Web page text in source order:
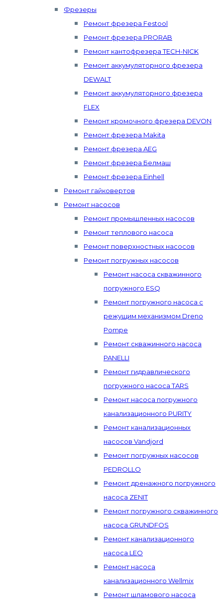
Фрезеры
Ремонт фрезера Festool
Ремонт фрезера PRORAB
Ремонт кантофрезера TECH-NICK
Ремонт аккумуляторного фрезера
DEWALT
Ремонт аккумуляторного фрезера
FLEX
Ремонт кромочного фрезера DEVON
Ремонт фрезера Makita
Ремонт фрезера AEG
Ремонт фрезера Белмаш
Ремонт фрезера Einhell
Ремонт гайковертов
Ремонт насосов
Ремонт промышленных насосов
Ремонт теплового насоса
Ремонт поверхностных насосов
Ремонт погружных насосов
Ремонт насоса скважинного
погружного ESQ
Ремонт погружного насоса с
режущим механизмом Dreno
Pompe
Ремонт скважинного насоса
PANELLI
Ремонт гидравлического
погружного насоса TARS
Ремонт насоса погружного
канализационного PURITY
Ремонт канализационных
насосов Vandjord
Ремонт погружных насосов
PEDROLLO
Ремонт дренажного погружного
насоса ZENIT
Ремонт погружного скважинного
насоса GRUNDFOS
Ремонт канализационного
насоса LEO
Ремонт насоса
канализационного Wellmix
Ремонт шламового насоса